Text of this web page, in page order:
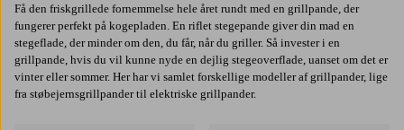
Få den friskgrillede fornemmelse hele året rundt med en grillpande, der
fungerer perfekt på kogepladen. En riflet stegepande giver din mad en
stegeflade, der minder om den, du får, når du griller. Så invester i en
grillpande, hvis du vil kunne nyde en dejlig stegeoverflade, uanset om det er
vinter eller sommer. Her har vi samlet forskellige modeller af grillpander, lige
fra støbejernsgrillpander til elektriske grillpander.